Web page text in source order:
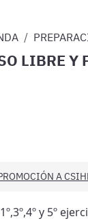
LIBRE Y
A
y 5º